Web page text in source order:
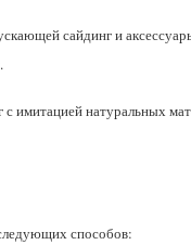
сайдинг и
натуральных
способов: